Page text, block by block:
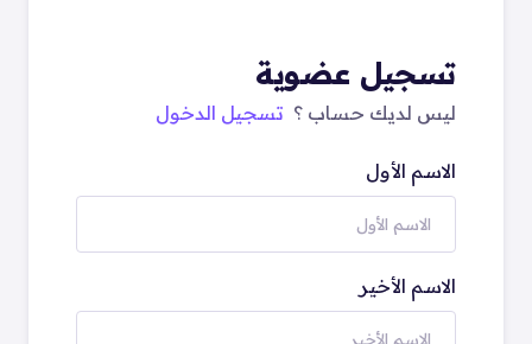
تسجيل عضوية
ليس لديك حساب ؟ تسجيل الدخول
الاسم الأول
الاسم الأخير